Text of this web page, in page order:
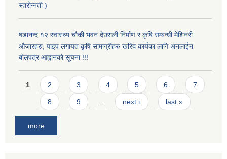
स्तरोन्नती )
षडानन्द १२ स्वास्थ्य चौकी भवन देउराली निर्माण र कृषि सम्बन्धी मेशिनरी
औजारहरु, पाइप लगायत कृषि सामाग्रीहरु खरिद कार्यका लागि अनलाईन
बोलपत्र आह्वानको सूचना !!!
Pages
1 2 3 4 5 6 7
8 9 … next › last »
more